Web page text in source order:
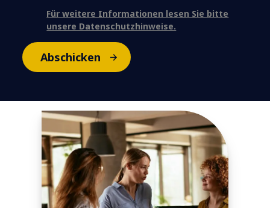
Für weitere Informationen lesen Sie bitte
unsere Datenschutzhinweise.
Abschicken